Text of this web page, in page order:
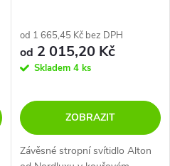
od 1 665,45 Kč bez DPH
od 2 015,20 Kč
Skladem 4 ks
ZOBRAZIT
Závěsné stropní svítidlo Alton